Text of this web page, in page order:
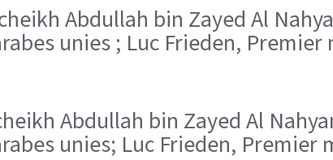
Abdullah bin Zayed Al
unies ; Luc Frieden,
Abdullah bin Zayed Al
unies; Luc Frieden, Premier